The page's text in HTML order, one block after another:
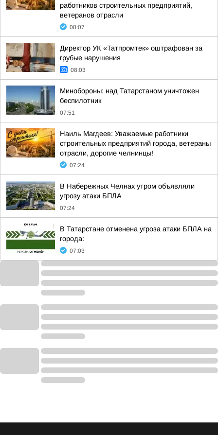
работников строительных предприятий,
ветеранов отрасли
08:07
Директор УК «Татпромтек» оштрафован за
грубые нарушения
08:03
Минобороны: над Татарстаном уничтожен
беспилотник
07:51
Наиль Магдеев: Уважаемые работники
строительных предприятий города, ветераны
отрасли, дорогие челнинцы!
07:24
В Набережных Челнах утром объявляли
угрозу атаки БПЛА
07:24
В Татарстане отменена угроза атаки БПЛА на
города:
07:03